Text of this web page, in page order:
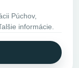
Púchov,
informácie.